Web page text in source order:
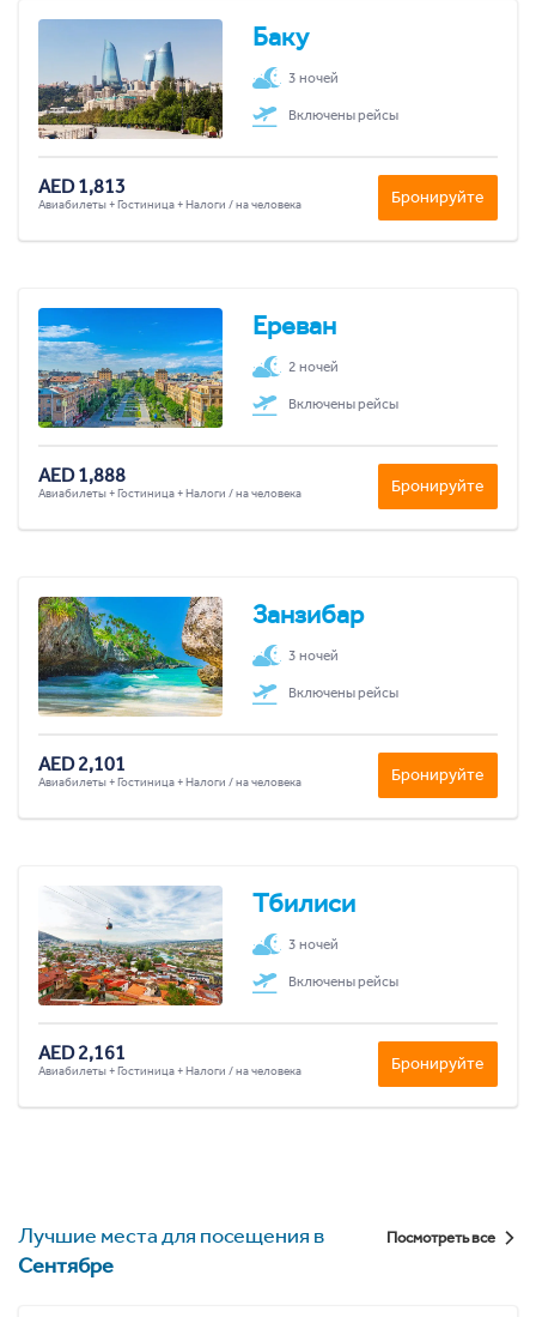
Баку
3 ночей
Включены рейсы
AED 1,813
Авиабилеты + Гостиница + Налоги / на человека Бронируйте
Ереван
2 ночей
Включены рейсы
AED 1,888
Авиабилеты + Гостиница + Налоги / на человека Бронируйте
Занзибар
3 ночей
Включены рейсы
AED 2,101
Авиабилеты + Гостиница + Налоги / на человека Бронируйте
Тбилиси
3 ночей
Включены рейсы
AED 2,161
Авиабилеты + Гостиница + Налоги / на человека Бронируйте
Лучшие места для посещения в
Сентябре
Посмотреть все